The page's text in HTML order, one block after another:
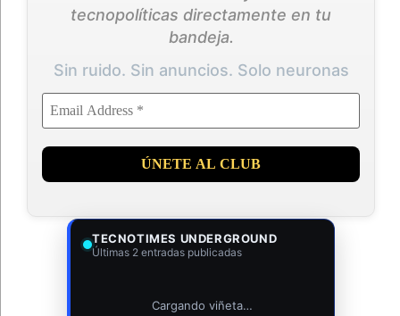
tecnopolíticas directamente en tu
bandeja.
Sin ruido. Sin anuncios. Solo neuronas
TECNOTIMES UNDERGROUND
Últimas 2 entradas publicadas
Cargando viñeta…